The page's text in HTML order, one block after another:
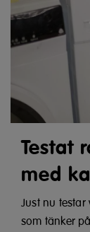
Testat
med
Just nu testar
som tänker